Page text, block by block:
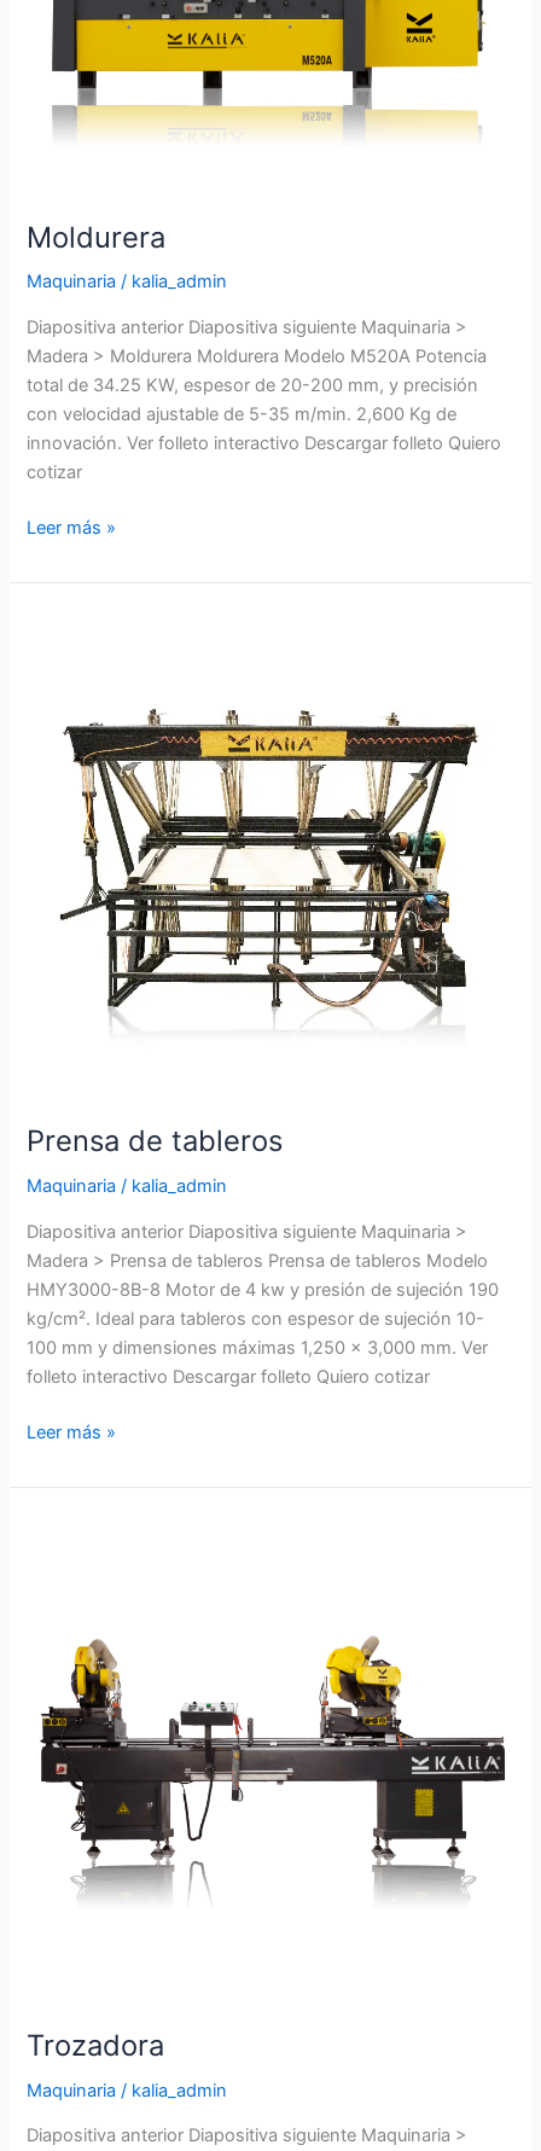
Moldurera
Maquinaria / kalia_admin
Diapositiva anterior Diapositiva siguiente Maquinaria >
Madera > Moldurera Moldurera Modelo M520A Potencia
total de 34.25 KW, espesor de 20-200 mm, y precisión
con velocidad ajustable de 5-35 m/min. 2,600 Kg de
innovación. Ver folleto interactivo Descargar folleto Quiero
cotizar
Leer más »
Prensa de tableros
Maquinaria / kalia_admin
Diapositiva anterior Diapositiva siguiente Maquinaria >
Madera > Prensa de tableros Prensa de tableros Modelo
HMY3000-8B-8 Motor de 4 kw y presión de sujeción 190
kg/cm². Ideal para tableros con espesor de sujeción 10-
100 mm y dimensiones máximas 1,250 x 3,000 mm. Ver
folleto interactivo Descargar folleto Quiero cotizar
Leer más »
Trozadora
Maquinaria / kalia_admin
Diapositiva anterior Diapositiva siguiente Maquinaria >